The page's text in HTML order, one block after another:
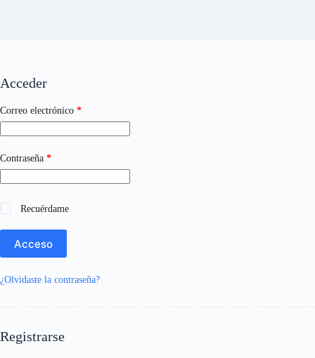
Acceder
Correo electrónico *Obligatorio
Contraseña *Obligatorio
Recuérdame
Acceso
¿Olvidaste la contraseña?
Registrarse